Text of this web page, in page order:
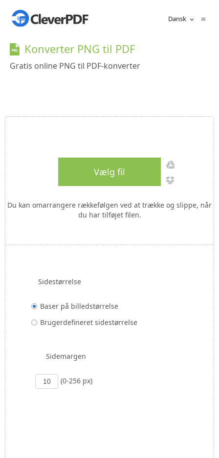
Dansk
Konverter PNG til PDF
Gratis online PNG til PDF-konverter
Vælg fil
Du kan omarrangere rækkefølgen ved at trække og slippe, når
du har tilføjet filen.
Sidestørrelse
Baser på billedstørrelse
Brugerdefineret sidestørrelse
Sidemargen
(0-256 px)